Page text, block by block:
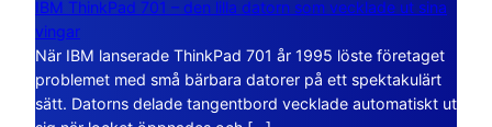
IBM ThinkPad 701 – den lilla datorn som vecklade ut sina
vingar
När IBM lanserade ThinkPad 701 år 1995 löste företaget
problemet med små bärbara datorer på ett spektakulärt
sätt. Datorns delade tangentbord vecklade automatiskt ut